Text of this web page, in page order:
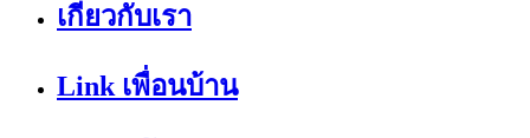
เกี่ยวกับเรา
Link เพื่อนบ้าน